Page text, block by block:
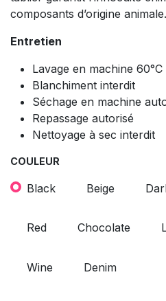
composants d’origine animale.
Entretien
Lavage en machine
Blanchiment interdit
Séchage en machine
Repassage autorisé
Nettoyage à sec interdit
COULEUR
Black Beige
Red Chocolate
Wine Denim